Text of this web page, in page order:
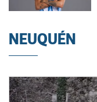
NEUQUÉN